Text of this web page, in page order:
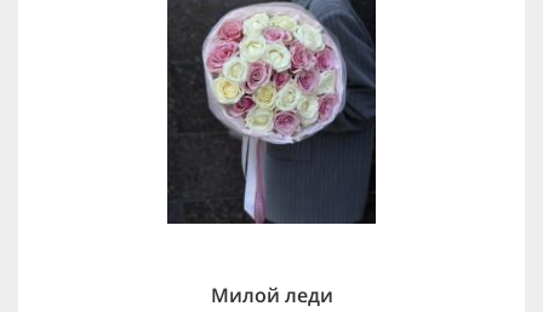
Милой леди